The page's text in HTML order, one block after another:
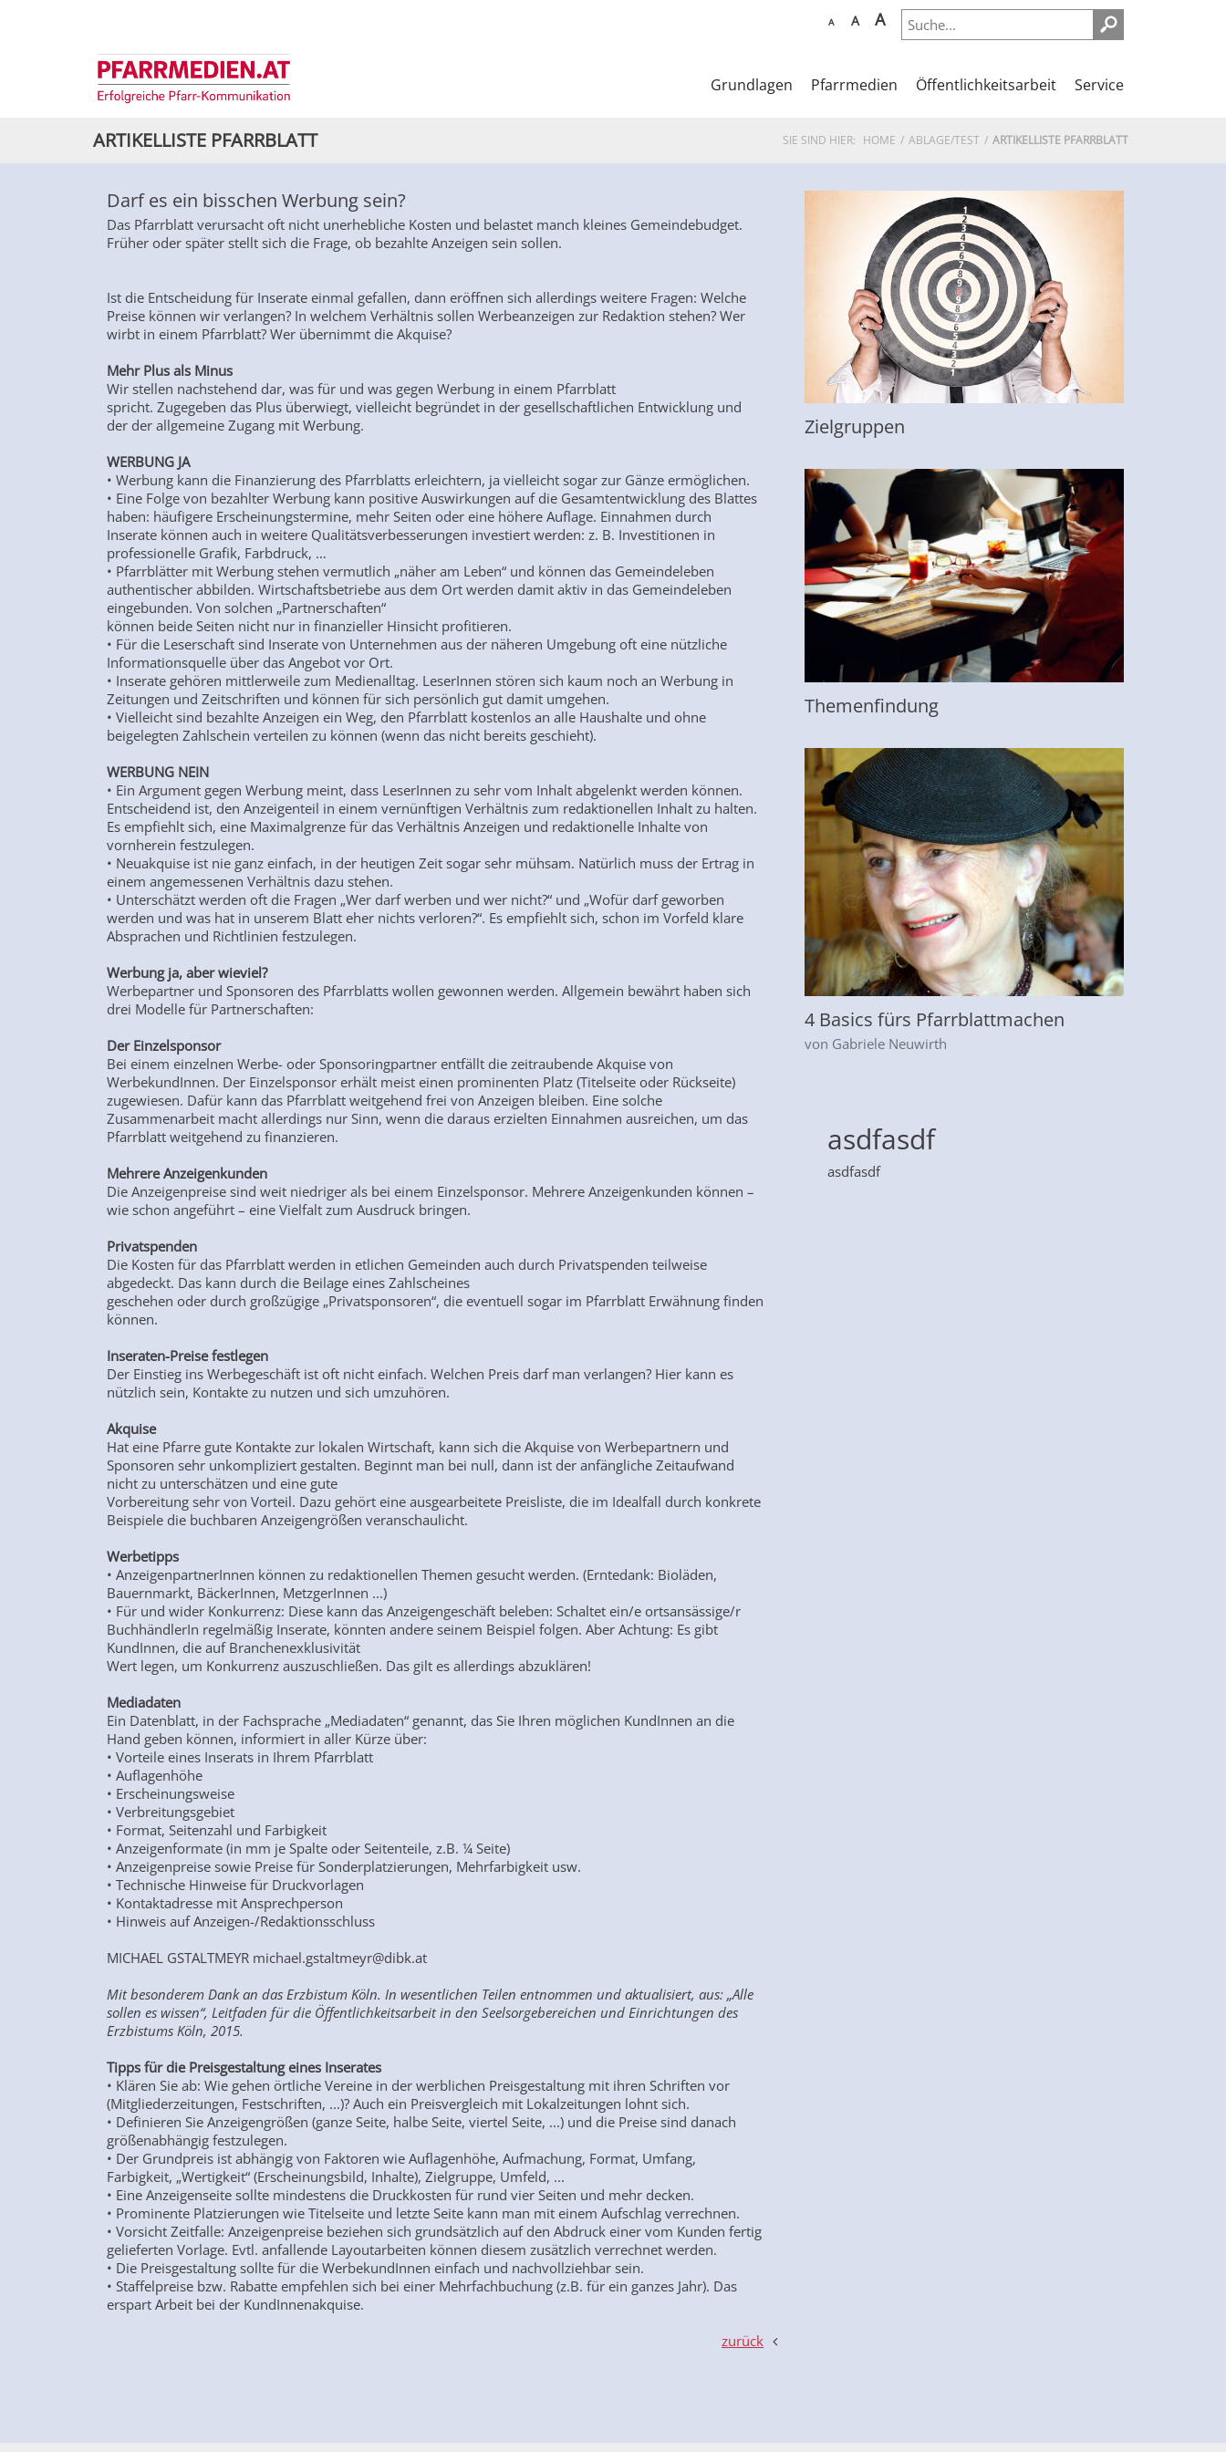
A A A
Grundlagen Pfarrmedien Öffentlichkeitsarbeit Service
ARTIKELLISTE PFARRBLATT SIE SIND HIER: HOME ABLAGE/TEST ARTIKELLISTE PFARRBLATT
Darf es ein bisschen Werbung sein?
Das Pfarrblatt verursacht oft nicht unerhebliche Kosten und belastet manch kleines Gemeindebudget.
Früher oder später stellt sich die Frage, ob bezahlte Anzeigen sein sollen.
Ist die Entscheidung für Inserate einmal gefallen, dann eröffnen sich allerdings weitere Fragen: Welche
Preise können wir verlangen? In welchem Verhältnis sollen Werbeanzeigen zur Redaktion stehen? Wer
wirbt in einem Pfarrblatt? Wer übernimmt die Akquise?
Mehr Plus als Minus
Wir stellen nachstehend dar, was für und was gegen Werbung in einem Pfarrblatt
spricht. Zugegeben das Plus überwiegt, vielleicht begründet in der gesellschaftlichen Entwicklung und
der der allgemeine Zugang mit Werbung.
WERBUNG JA
• Werbung kann die Finanzierung des Pfarrblatts erleichtern, ja vielleicht sogar zur Gänze ermöglichen.
• Eine Folge von bezahlter Werbung kann positive Auswirkungen auf die Gesamtentwicklung des Blattes
haben: häufigere Erscheinungstermine, mehr Seiten oder eine höhere Auflage. Einnahmen durch
Inserate können auch in weitere Qualitätsverbesserungen investiert werden: z. B. Investitionen in
professionelle Grafik, Farbdruck, …
• Pfarrblätter mit Werbung stehen vermutlich „näher am Leben“ und können das Gemeindeleben
authentischer abbilden. Wirtschaftsbetriebe aus dem Ort werden damit aktiv in das Gemeindeleben
eingebunden. Von solchen „Partnerschaften“
können beide Seiten nicht nur in finanzieller Hinsicht profitieren.
• Für die Leserschaft sind Inserate von Unternehmen aus der näheren Umgebung oft eine nützliche
Informationsquelle über das Angebot vor Ort.
• Inserate gehören mittlerweile zum Medienalltag. LeserInnen stören sich kaum noch an Werbung in
Zeitungen und Zeitschriften und können für sich persönlich gut damit umgehen.
• Vielleicht sind bezahlte Anzeigen ein Weg, den Pfarrblatt kostenlos an alle Haushalte und ohne
beigelegten Zahlschein verteilen zu können (wenn das nicht bereits geschieht).
WERBUNG NEIN
• Ein Argument gegen Werbung meint, dass LeserInnen zu sehr vom Inhalt abgelenkt werden können.
Entscheidend ist, den Anzeigenteil in einem vernünftigen Verhältnis zum redaktionellen Inhalt zu halten.
Es empfiehlt sich, eine Maximalgrenze für das Verhältnis Anzeigen und redaktionelle Inhalte von
vornherein festzulegen.
• Neuakquise ist nie ganz einfach, in der heutigen Zeit sogar sehr mühsam. Natürlich muss der Ertrag in
einem angemessenen Verhältnis dazu stehen.
• Unterschätzt werden oft die Fragen „Wer darf werben und wer nicht?“ und „Wofür darf geworben
werden und was hat in unserem Blatt eher nichts verloren?“. Es empfiehlt sich, schon im Vorfeld klare
Absprachen und Richtlinien festzulegen.
Werbung ja, aber wieviel?
Werbepartner und Sponsoren des Pfarrblatts wollen gewonnen werden. Allgemein bewährt haben sich
drei Modelle für Partnerschaften:
Der Einzelsponsor
Bei einem einzelnen Werbe- oder Sponsoringpartner entfällt die zeitraubende Akquise von
WerbekundInnen. Der Einzelsponsor erhält meist einen prominenten Platz (Titelseite oder Rückseite)
zugewiesen. Dafür kann das Pfarrblatt weitgehend frei von Anzeigen bleiben. Eine solche
Zusammenarbeit macht allerdings nur Sinn, wenn die daraus erzielten Einnahmen ausreichen, um das
Pfarrblatt weitgehend zu finanzieren.
Mehrere Anzeigenkunden
Die Anzeigenpreise sind weit niedriger als bei einem Einzelsponsor. Mehrere Anzeigenkunden können –
wie schon angeführt – eine Vielfalt zum Ausdruck bringen.
Privatspenden
Die Kosten für das Pfarrblatt werden in etlichen Gemeinden auch durch Privatspenden teilweise
abgedeckt. Das kann durch die Beilage eines Zahlscheines
geschehen oder durch großzügige „Privatsponsoren“, die eventuell sogar im Pfarrblatt Erwähnung finden
können.
Inseraten-Preise festlegen
Der Einstieg ins Werbegeschäft ist oft nicht einfach. Welchen Preis darf man verlangen? Hier kann es
nützlich sein, Kontakte zu nutzen und sich umzuhören.
Akquise
Hat eine Pfarre gute Kontakte zur lokalen Wirtschaft, kann sich die Akquise von Werbepartnern und
Sponsoren sehr unkompliziert gestalten. Beginnt man bei null, dann ist der anfängliche Zeitaufwand
nicht zu unterschätzen und eine gute
Vorbereitung sehr von Vorteil. Dazu gehört eine ausgearbeitete Preisliste, die im Idealfall durch konkrete
Beispiele die buchbaren Anzeigengrößen veranschaulicht.
Werbetipps
• AnzeigenpartnerInnen können zu redaktionellen Themen gesucht werden. (Erntedank: Bioläden,
Bauernmarkt, BäckerInnen, MetzgerInnen ...)
• Für und wider Konkurrenz: Diese kann das Anzeigengeschäft beleben: Schaltet ein/e ortsansässige/r
BuchhändlerIn regelmäßig Inserate, könnten andere seinem Beispiel folgen. Aber Achtung: Es gibt
KundInnen, die auf Branchenexklusivität
Wert legen, um Konkurrenz auszuschließen. Das gilt es allerdings abzuklären!
Mediadaten
Ein Datenblatt, in der Fachsprache „Mediadaten“ genannt, das Sie Ihren möglichen KundInnen an die
Hand geben können, informiert in aller Kürze über:
• Vorteile eines Inserats in Ihrem Pfarrblatt
• Auflagenhöhe
• Erscheinungsweise
• Verbreitungsgebiet
• Format, Seitenzahl und Farbigkeit
• Anzeigenformate (in mm je Spalte oder Seitenteile, z.B. ¼ Seite)
• Anzeigenpreise sowie Preise für Sonderplatzierungen, Mehrfarbigkeit usw.
• Technische Hinweise für Druckvorlagen
• Kontaktadresse mit Ansprechperson
• Hinweis auf Anzeigen-/Redaktionsschluss
MICHAEL GSTALTMEYR michael.gstaltmeyr@dibk.at
Mit besonderem Dank an das Erzbistum Köln. In wesentlichen Teilen entnommen und aktualisiert, aus: „Alle
sollen es wissen“, Leitfaden für die Öffentlichkeitsarbeit in den Seelsorgebereichen und Einrichtungen des
Erzbistums Köln, 2015.
Tipps für die Preisgestaltung eines Inserates
• Klären Sie ab: Wie gehen örtliche Vereine in der werblichen Preisgestaltung mit ihren Schriften vor
(Mitgliederzeitungen, Festschriften, ...)? Auch ein Preisvergleich mit Lokalzeitungen lohnt sich.
• Definieren Sie Anzeigengrößen (ganze Seite, halbe Seite, viertel Seite, ...) und die Preise sind danach
größenabhängig festzulegen.
• Der Grundpreis ist abhängig von Faktoren wie Auflagenhöhe, Aufmachung, Format, Umfang,
Farbigkeit, „Wertigkeit“ (Erscheinungsbild, Inhalte), Zielgruppe, Umfeld, ...
• Eine Anzeigenseite sollte mindestens die Druckkosten für rund vier Seiten und mehr decken.
• Prominente Platzierungen wie Titelseite und letzte Seite kann man mit einem Aufschlag verrechnen.
• Vorsicht Zeitfalle: Anzeigenpreise beziehen sich grundsätzlich auf den Abdruck einer vom Kunden fertig
gelieferten Vorlage. Evtl. anfallende Layoutarbeiten können diesem zusätzlich verrechnet werden.
• Die Preisgestaltung sollte für die WerbekundInnen einfach und nachvollziehbar sein.
• Staffelpreise bzw. Rabatte empfehlen sich bei einer Mehrfachbuchung (z.B. für ein ganzes Jahr). Das
erspart Arbeit bei der KundInnenakquise.
zurück
Zielgruppen
Themenfindung
4 Basics fürs Pfarrblattmachen
von Gabriele Neuwirth
asdfasdf
asdfasdf